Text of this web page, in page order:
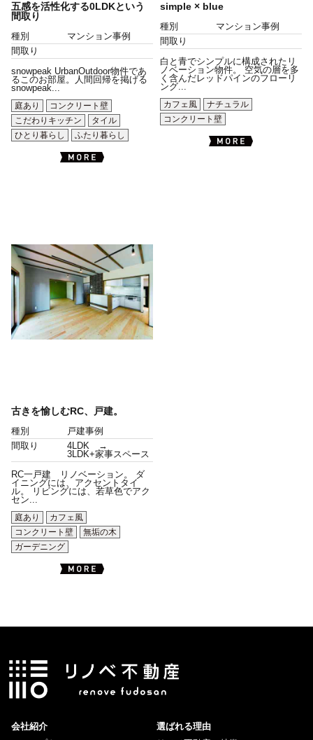
五感を活性化する0LDKという
間取り
種別
マンション事例
間取り
snowpeak UrbanOutdoor物件であ
るこのお部屋。人間回帰を掲げる
snowpeak...
庭あり
コンクリート壁
こだわりキッチン
タイル
ひとり暮らし
ふたり暮らし
simple × blue
種別
マンション事例
間取り
白と青でシンプルに構成されたリ
ノベーション物件。 空気の層を多
く含んだレッドパインのフローリ
ング...
カフェ風
ナチュラル
コンクリート壁
古きを愉しむRC、戸建。
種別
戸建事例
間取り
4LDK →
3LDK+家事スペース
RC一戸建 リノベーション。 ダ
イニングには、アクセントタイ
ル。 リビングには、若草色でアク
セン...
庭あり
カフェ風
コンクリート壁
無垢の木
ガーデニング
会社紹介
選ばれる理由